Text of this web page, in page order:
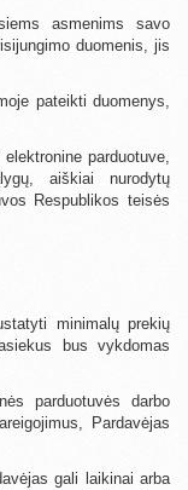
asmenims savo
duomenis, jis
pateikti duomenys,
parduotuve,
aiškiai nurodytų
Respublikos teisės
minimalų prekių
bus vykdomas
parduotuvės darbo
Pardavėjas
gali laikinai arba